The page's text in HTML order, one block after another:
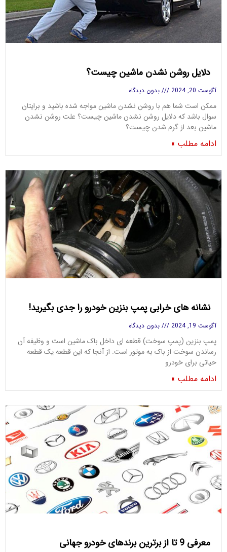
دلایل روشن نشدن ماشین چیست؟
آگوست 20, 2024 بدون دیدگاه
ممکن است شما هم با روشن نشدن ماشین مواجه شده باشید و برایتان
سوال باشد که دلایل روشن نشدن ماشین چیست؟ علت روشن نشدن
ماشین بعد از گرم شدن چیست؟
ادامه مطلب »
نشانه های خرابی پمپ بنزین خودرو را جدی بگیرید!
آگوست 19, 2024 بدون دیدگاه
پمپ بنزین (پمپ سوخت) قطعه ای داخل باک ماشین است و وظیفه آن
رساندن سوخت از باک به موتور است. از آنجا که این قطعه یک قطعه
حیاتی برای خودرو
ادامه مطلب »
معرفی 9 تا از برترین برندهای خودرو جهانی